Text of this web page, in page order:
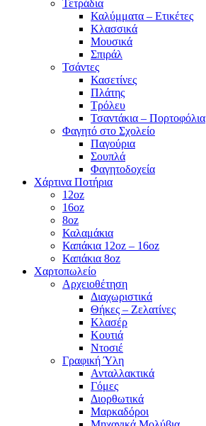
Τετράδια
Καλύμματα – Ετικέτες
Κλασσικά
Μουσικά
Σπιράλ
Τσάντες
Κασετίνες
Πλάτης
Τρόλευ
Τσαντάκια – Πορτοφόλια
Φαγητό στο Σχολείο
Παγούρια
Σουπλά
Φαγητοδοχεία
Χάρτινα Ποτήρια
12oz
16oz
8oz
Καλαμάκια
Καπάκια 12oz – 16oz
Καπάκια 8oz
Χαρτοπωλείο
Αρχειοθέτηση
Διαχωριστικά
Θήκες – Ζελατίνες
Κλασέρ
Κουτιά
Ντοσιέ
Γραφική Ύλη
Ανταλλακτικά
Γόμες
Διορθωτικά
Μαρκαδόροι